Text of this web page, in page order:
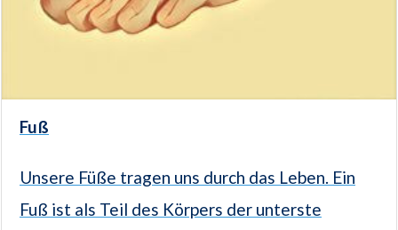
Fuß
Unsere Füße tragen uns durch das Leben. Ein
Fuß ist als Teil des Körpers der unterste